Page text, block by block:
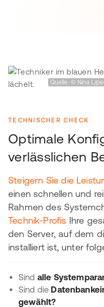
Quelle: © Nina L/
TECHNISCHER CHECK
Optimale
verlässlichen
Steigern Sie die
einen schnellen und
Rahmen des
Technik-Profis Ihre
den Server, auf dem
installiert ist, unter
Sind alle
Sind die
gewählt?